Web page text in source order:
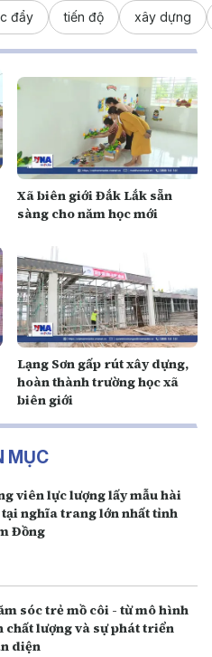
đẩy tiến độ xây dựng
Xã biên giới Đắk Lắk sẵn
sàng cho năm học mới
Lạng Sơn gấp rút xây dựng,
hoàn thành trường học xã
biên giới
MỤC
viên lực lượng lấy mẫu hài
tại nghĩa trang lớn nhất tỉnh
Đồng
sóc trẻ mồ côi - từ mô hình
chất lượng và sự phát triển
diện